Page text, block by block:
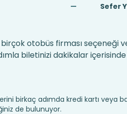
— Sefer
otobüs firması seçeneği
biletinizi dakikalar
birkaç adımda kredi kartı veya
de bulunuyor.